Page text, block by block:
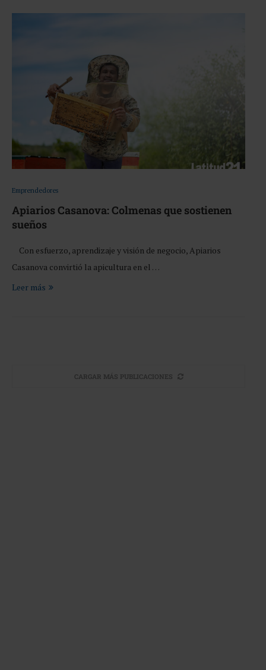
Emprendedores
Apiarios Casanova: Colmenas que sostienen
sueños
Con esfuerzo, aprendizaje y visión de negocio, Apiarios
Casanova convirtió la apicultura en el …
Leer más
CARGAR MÁS PUBLICACIONES